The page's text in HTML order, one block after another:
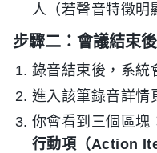
人（若聲音特徵明
步驟二：會議結束
錄音結束後，系統
進入該筆錄音詳情
你會看到三個區塊
行動項（Action